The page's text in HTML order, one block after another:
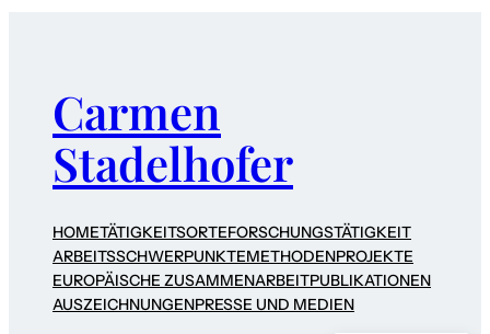
Carmen
Stadelhofer
HOMETÄTIGKEITSORTEFORSCHUNGSTÄTIGKEIT
ARBEITSSCHWERPUNKTEMETHODENPROJEKTE
EUROPÄISCHE ZUSAMMENARBEITPUBLIKATIONEN
AUSZEICHNUNGENPRESSE UND MEDIEN